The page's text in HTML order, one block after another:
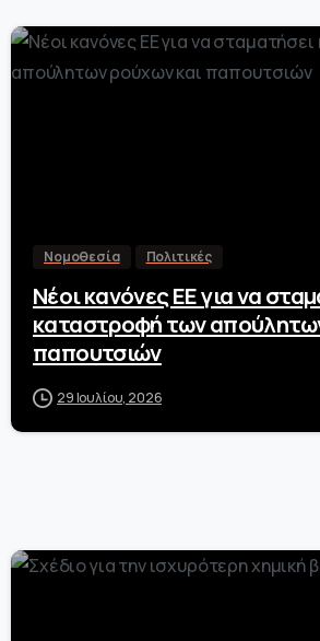
Νομοθεσία Πολιτικές
Νέοι κανόνες ΕΕ για να
καταστροφή των
παπουτσιών
29 Ιουλίου, 2026